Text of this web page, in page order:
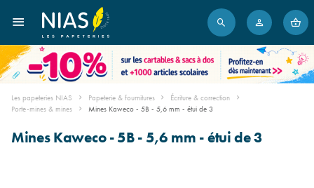
Les papeteries NIAS Papeterie & fournitures
Écriture & correction
Porte-mines & mines
Mines Kaweco - 5B - 5,6 mm - étui de 3
Mines Kaweco - 5B - 5,6 mm - étui de 3